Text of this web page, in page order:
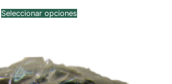
precios:
desde
Seleccionar opciones